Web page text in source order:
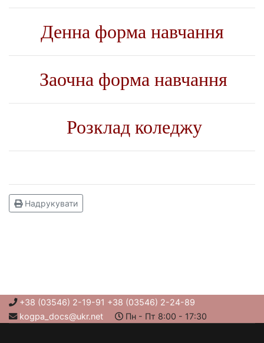
Денна форма навчання
Заочна форма навчання
Розклад коледжу
Надрукувати
+38 (03546) 2-19-91 +38 (03546) 2-24-89
kogpa_docs@ukr.net
Пн - Пт 8:00 - 17:30